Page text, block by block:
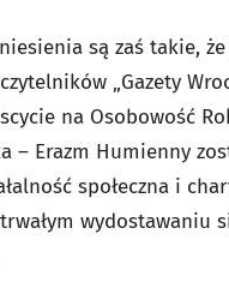
są zaś takie,
„Gazety
na Osobowość
– Erazm Humienny
społeczna i
wydostawaniu